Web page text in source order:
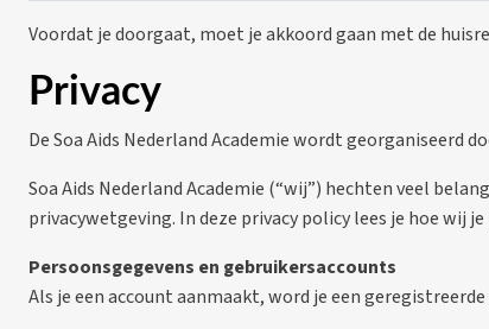
Voordat je doorgaat, moet je akkoord gaan met de
Privacy
De Soa Aids Nederland Academie wordt georganiseerd
Soa Aids Nederland Academie (“wij”) hechten veel
privacywetgeving. In deze privacy policy lees je hoe wij
Persoonsgegevens en gebruikersaccounts
Als je een account aanmaakt, word je een